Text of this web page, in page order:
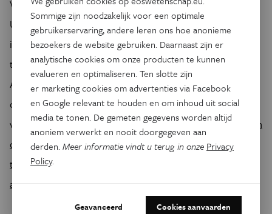
Vroede, T., Soenens, B., Verschueren, K. (2021).
Understanding school subject preferences: the role of trait
interests, cognitive abilities and perceived engaging
teaching.Personality And Individual Differences, 174
Art.No. 110685, 1-7. doi: 10.1016/j.paid.2021.110685
of
via
https://www.researchgate.net/publication/348885853_Un
derstanding_school_subject_preferences_The_role_of_trai
t_interests_cognitive_abilities_and_perceived_engaging_te
aching
Sommige zijn noodzakelijk voor een optimale
gebruikerservaring, andere leren ons hoe anonieme
bezoekers de website gebruiken. Daarnaast zijn er
analytische cookies om onze producten te kunnen
evalueren en optimaliseren. Ten slotte zijn
er marketing cookies om advertenties via Facebook
en Google relevant te houden en om inhoud uit social
media te tonen. De gemeten gegevens worden altijd
anoniem verwerkt en nooit doorgegeven aan
derden.Meer informatie vindt u terug in onze Privacy
Policy.
Geavanceerd Cookies aanvaarden